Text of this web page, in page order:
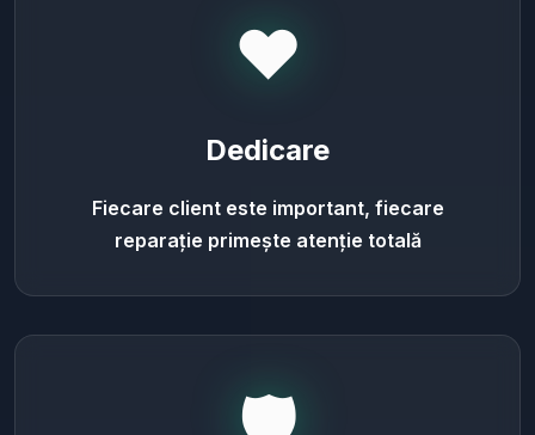
❤️
Dedicare
Fiecare client este important, fiecare
reparație primește atenție totală